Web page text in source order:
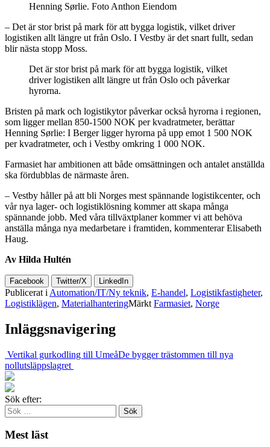
Henning Sørlie. Foto Anthon Eiendom
– Det är stor brist på mark för att bygga logistik, vilket driver
logistiken allt längre ut från Oslo. I Vestby är det snart fullt, sedan
blir nästa stopp Moss.
Det är stor brist på mark för att bygga logistik, vilket
driver logistiken allt längre ut från Oslo och påverkar
hyrorna.
Bristen på mark och logistikytor påverkar också hyrorna i regionen,
som ligger mellan 850-1500 NOK per kvadratmeter, berättar
Henning Sørlie: I Berger ligger hyrorna på upp emot 1 500 NOK
per kvadratmeter, och i Vestby omkring 1 000 NOK.
Farmasiet har ambitionen att både omsättningen och antalet anställda
ska fördubblas de närmaste åren.
– Vestby håller på att bli Norges mest spännande logistikcenter, och
vår nya lager- och logistiklösning kommer att skapa många
spännande jobb. Med våra tillväxtplaner kommer vi att behöva
anställa många nya medarbetare i framtiden, kommenterar Elisabeth
Haug.
Av Hilda Hultén
Facebook Twitter/X LinkedIn
Publicerat i Automation/IT/Ny teknik, E-handel, Logistikfastigheter,
Logistiklägen, MaterialhanteringMärkt Farmasiet, Norge
Inläggsnavigering
Vertikal gurkodling till UmeåDe bygger trästommen till nya
nollutsläppslagret
Sök efter:
Mest läst